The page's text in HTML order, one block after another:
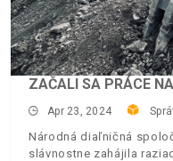
ZAČALI SA PRÁCE
Apr 23, 2024
Národná diaľničná
slávnostne zahájila